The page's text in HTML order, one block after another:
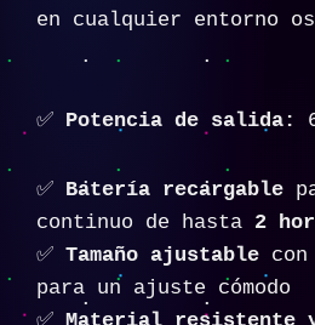
en cualquier entorno
✅ Potencia de salida:
✅ Batería recargable
continuo de hasta 2
✅ Tamaño ajustable
para un ajuste cómodo